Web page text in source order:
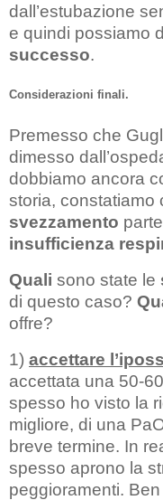
dall’estubazione
e quindi possiamo
successo.
Considerazioni finali.
Premesso che
dimesso
dobbiamo ancora
storia, constatiamo
svezzamento
insufficienza
Quali sono state le
di questo caso?
offre?
1) accettare
accettata una 50-
spesso ho visto la
migliore, di una
breve termine. In
spesso aprono la
peggioramenti.